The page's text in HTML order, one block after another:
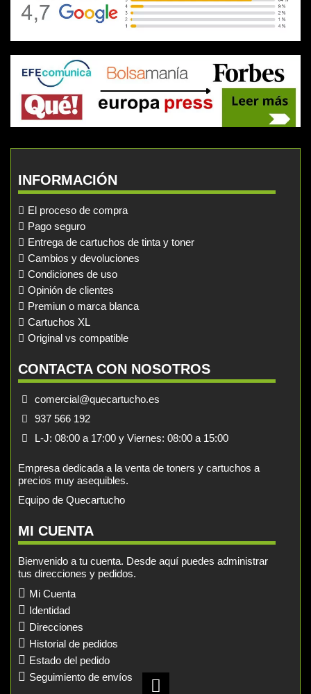
INFORMACIÓN
El proceso de compra
Pago seguro
Entrega de cartuchos de tinta y toner
Cambios y devoluciones
Condiciones de uso
Opinión de clientes
Premiun o marca blanca
Cartuchos XL
Original vs compatible
CONTACTA CON NOSOTROS
comercial@quecartucho.es
937 566 192
L-J: 08:00 a 17:00 y Viernes: 08:00 a 15:00
Empresa dedicada a la venta de toners y cartuchos a
precios muy asequibles.
Equipo de Quecartucho
MI CUENTA
Bienvenido a tu cuenta. Desde aquí puedes administrar
tus direcciones y pedidos.
Mi Cuenta
Identidad
Direcciones
Historial de pedidos
Estado del pedido
Seguimiento de envíos